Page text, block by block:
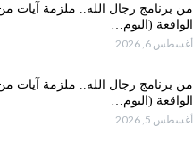
من برنامج رجال الله.. ملزمة آيات
الواقعة (اليوم…
أغسطس 6, 2026
من برنامج رجال الله.. ملزمة آيات
الواقعة (اليوم…
أغسطس 5, 2026